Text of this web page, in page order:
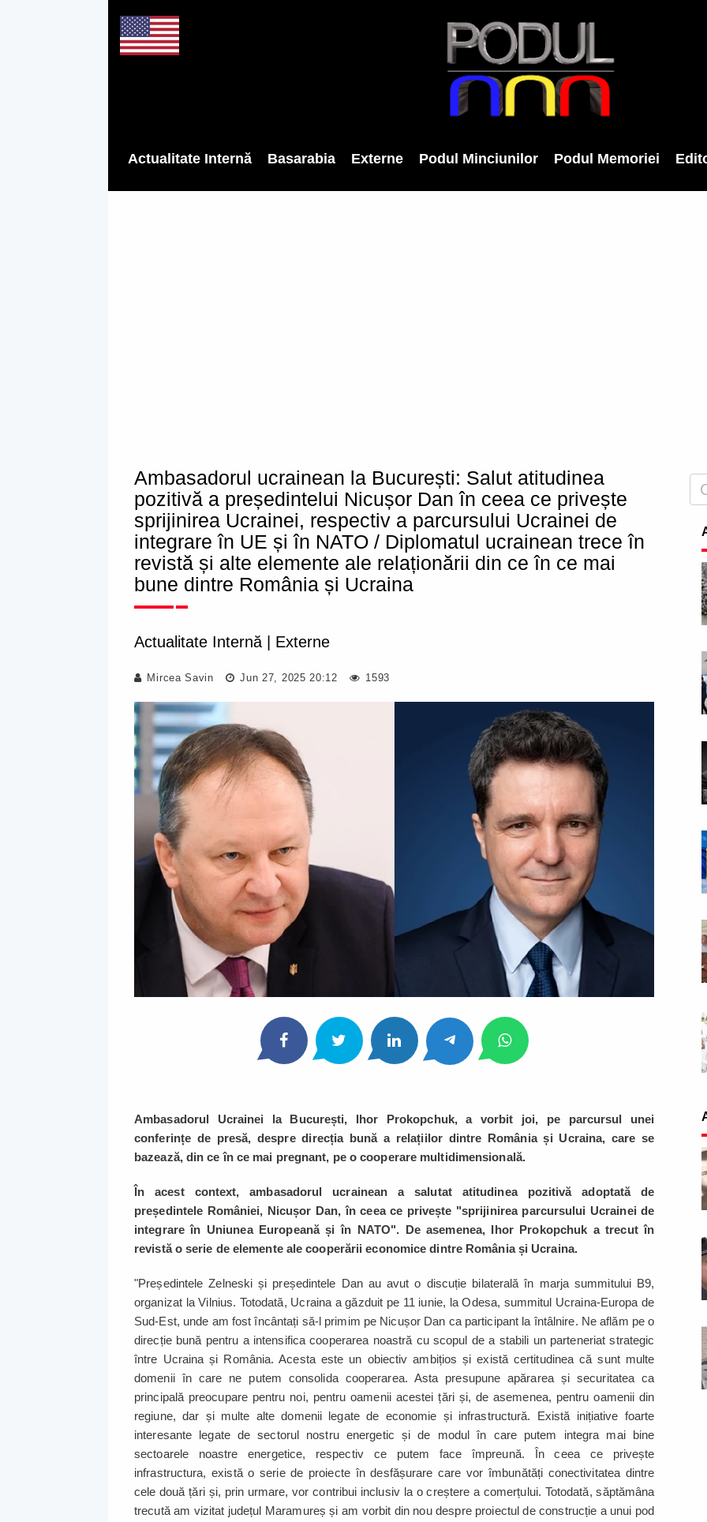
Actualitate Internă Basarabia Externe Podul Minciunilor Podul Memoriei
Ambasadorul ucrainean la București: Salut atitudinea
pozitivă a președintelui Nicușor Dan în ceea ce privește
sprijinirea Ucrainei, respectiv a parcursului Ucrainei de
integrare în UE și în NATO / Diplomatul ucrainean trece în
revistă și alte elemente ale relaționării din ce în ce mai
bune dintre România și Ucraina
Actualitate Internă Externe
Mircea Savin Jun 27, 2025 20:12 1593
Ambasadorul Ucrainei la București, Ihor Prokopchuk, a vorbit joi, pe parcursul unei
conferințe de presă, despre direcția bună a relațiilor dintre România și Ucraina, care se
bazează, din ce în ce mai pregnant, pe o cooperare multidimensională.
În acest context, ambasadorul ucrainean a salutat atitudinea pozitivă adoptată de
președintele României, Nicușor Dan, în ceea ce privește "sprijinirea parcursului Ucrainei de
integrare în Uniunea Europeană și în NATO". De asemenea, Ihor Prokopchuk a trecut în
revistă o serie de elemente ale cooperării economice dintre România și Ucraina.
"Președintele Zelneski și președintele Dan au avut o discuție bilaterală în marja summitului B9,
organizat la Vilnius. Totodată, Ucraina a găzduit pe 11 iunie, la Odesa, summitul Ucraina-Europa de
Sud-Est, unde am fost încântați să-l primim pe Nicușor Dan ca participant la întâlnire. Ne aflăm pe o
direcție bună pentru a intensifica cooperarea noastră cu scopul de a stabili un parteneriat strategic
între Ucraina și România. Acesta este un obiectiv ambițios și există certitudinea că sunt multe
domenii în care ne putem consolida cooperarea. Asta presupune apărarea și securitatea ca
principală preocupare pentru noi, pentru oamenii acestei țări și, de asemenea, pentru oamenii din
regiune, dar și multe alte domenii legate de economie și infrastructură. Există inițiative foarte
interesante legate de sectorul nostru energetic și de modul în care putem integra mai bine
sectoarele noastre energetice, respectiv ce putem face împreună. În ceea ce privește
infrastructura, există o serie de proiecte în desfășurare care vor îmbunătăți conectivitatea dintre
cele două țări și, prin urmare, vor contribui inclusiv la o creștere a comerțului. Totodată, săptămâna
trecută am vizitat județul Maramureș și am vorbit din nou despre proiectul de construcție a unui pod